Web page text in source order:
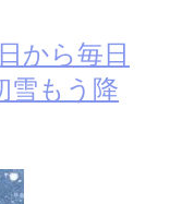
から毎日
雪もう降